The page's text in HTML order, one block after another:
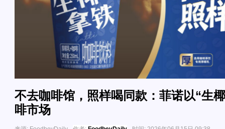
不去咖啡馆，照样喝同款：菲诺以“生
啡市场